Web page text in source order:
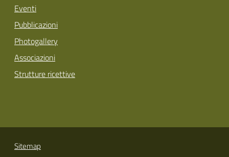
Eventi
Pubblicazioni
Photogallery
Associazioni
Strutture ricettive
Sitemap